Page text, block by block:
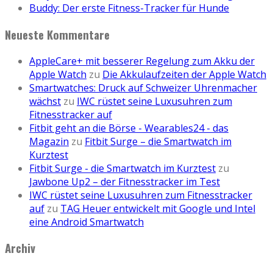
Buddy: Der erste Fitness-Tracker für Hunde
Neueste Kommentare
AppleCare+ mit besserer Regelung zum Akku der
Apple Watch zu Die Akkulaufzeiten der Apple Watch
Smartwatches: Druck auf Schweizer Uhrenmacher
wächst zu IWC rüstet seine Luxusuhren zum
Fitnesstracker auf
Fitbit geht an die Börse - Wearables24 - das
Magazin zu Fitbit Surge – die Smartwatch im
Kurztest
Fitbit Surge - die Smartwatch im Kurztest zu
Jawbone Up2 – der Fitnesstracker im Test
IWC rüstet seine Luxusuhren zum Fitnesstracker
auf zu TAG Heuer entwickelt mit Google und Intel
eine Android Smartwatch
Archiv